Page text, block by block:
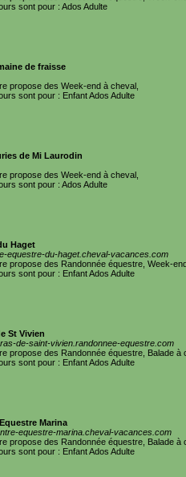
sont pour : Ados Adulte
de fraisse
propose des Week-end à cheval,
sont pour : Enfant Ados Adulte
de Mi Laurodin
propose des Week-end à cheval,
sont pour : Ados Adulte
Haget
equestre-du-haget.cheval-vacances.com
propose des Randonnée équestre, Week-
sont pour : Enfant Ados Adulte
St Vivien
de-saint-vivien.randonnee-equestre.com
propose des Randonnée équestre, Balade à
sont pour : Enfant Ados Adulte
Marina
equestre-marina.cheval-vacances.com
propose des Randonnée équestre, Balade à
sont pour : Enfant Ados Adulte